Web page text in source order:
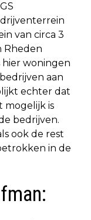
van circa 3
Rheden
hier woningen
aan
echter dat
mogelijk is
bedrijven.
ook de rest
in de